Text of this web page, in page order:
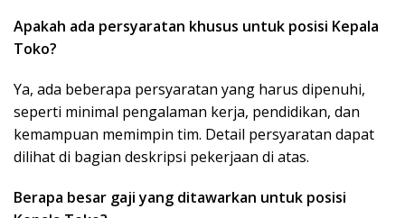
Apakah ada persyaratan khusus untuk posisi Kepala
Toko?
Ya, ada beberapa persyaratan yang harus dipenuhi,
seperti minimal pengalaman kerja, pendidikan, dan
kemampuan memimpin tim. Detail persyaratan dapat
dilihat di bagian deskripsi pekerjaan di atas.
Berapa besar gaji yang ditawarkan untuk posisi